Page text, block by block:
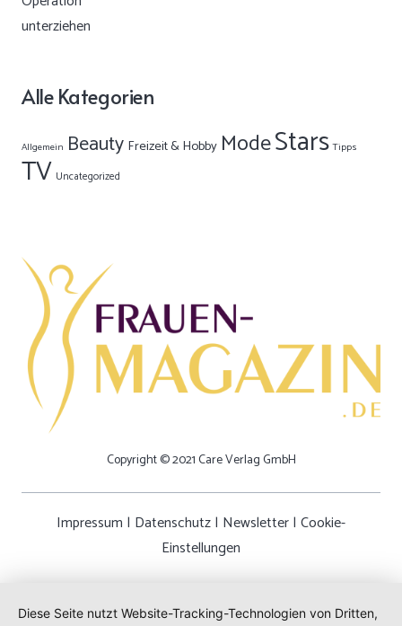
Alle Kategorien
Allgemein Beauty Freizeit & Hobby ModeStars Tipps
TV Uncategorized
Copyright © 2021 Care Verlag GmbH
Impressum | Datenschutz| Newsletter| Cookie-
Einstellungen
Diese Seite nutzt Website-Tracking-Technologien von Dritten,